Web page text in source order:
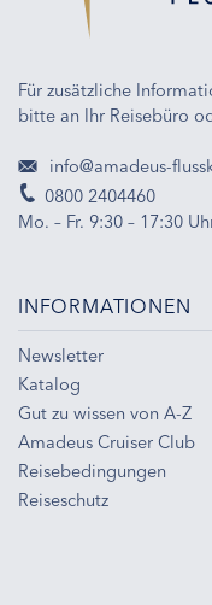
Für zusätzliche
bitte an Ihr Reisebüro
info@amadeus-
0800 2404460
Mo. – Fr. 9:30 – 17:30
INFORMATIONEN
Newsletter
Katalog
Gut zu wissen von A-Z
Amadeus Cruiser Club
Reisebedingungen
Reiseschutz